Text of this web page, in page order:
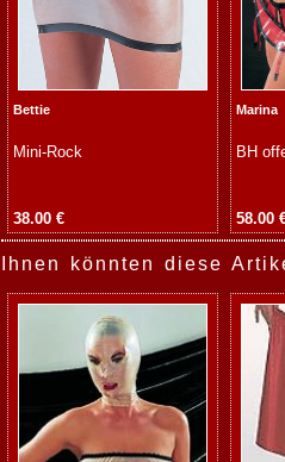
Bettie
Mini-Rock
38.00 €
Marina
BH
58.00
Ihnen könnten diese